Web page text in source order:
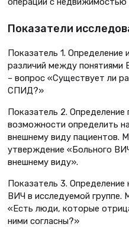
Показатели
Показатель 1. Определение
различий между
– вопрос «Существует ли
СПИД?»
Показатель 2. Определение
возможности определить
внешнему виду пациентов.
утверждение «Больного
внешнему виду».
Показатель 3. Определение
ВИЧ в исследуемой группе.
«Есть люди, которые
ними согласны?»